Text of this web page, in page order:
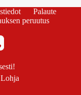
Palaute
peruutus